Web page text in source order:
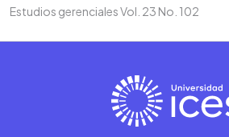
Estudios gerenciales Vol. 23 No. 102